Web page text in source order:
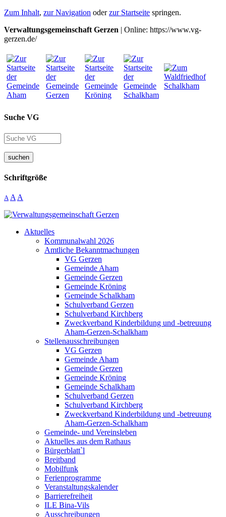
Zum Inhalt, zur Navigation oderzur Startseite springen.
Verwaltungsgemeinschaft Gerzen | Online: https://www.vg-
gerzen.de/
Suche VG
suchen
Schriftgröße
A A A
Aktuelles
Kommunalwahl 2026
Amtliche Bekanntmachungen
VG Gerzen
Gemeinde Aham
Gemeinde Gerzen
Gemeinde Kröning
Gemeinde Schalkham
Schulverband Gerzen
Schulverband Kirchberg
Zweckverband Kinderbildung und -betreuung
Aham-Gerzen-Schalkham
Stellenausschreibungen
VG Gerzen
Gemeinde Aham
Gemeinde Gerzen
Gemeinde Kröning
Gemeinde Schalkham
Schulverband Gerzen
Schulverband Kirchberg
Zweckverband Kinderbildung und -betreuung
Aham-Gerzen-Schalkham
Gemeinde- und Vereinsleben
Aktuelles aus dem Rathaus
Bürgerblatt`l
Breitband
Mobilfunk
Ferienprogramme
Veranstaltungskalender
Barrierefreiheit
ILE Bina-Vils
Ausschreibungen